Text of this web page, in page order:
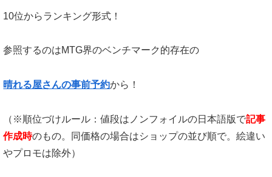
10位からランキング形式！
参照するのはMTG界のベンチマーク的存在の
晴れる屋さんの事前予約から！
（※順位づけルール：値段はノンフォイルの日本語版で記事
作成時のもの。同価格の場合はショップの並び順で。絵違い
やプロモは除外）